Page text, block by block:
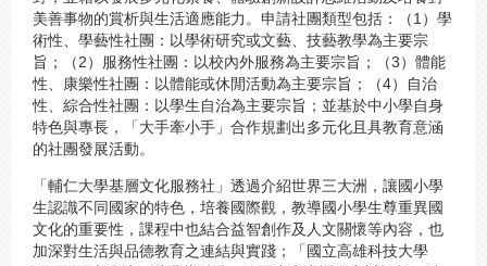
美善事物的賞析與生活適應能力。申請社團類型包括：（1）學
術性、學藝性社團：以學術研究或文藝、技藝教學為主要宗
旨；（2）服務性社團：以校內外服務為主要宗旨；（3）體能
性、康樂性社團：以體能或休閒活動為主要宗旨；（4）自治
性、綜合性社團：以學生自治為主要宗旨；並基於中小學自身
特色與專長，「大手牽小手」合作規劃出多元化且具教育意涵
的社團發展活動。
「輔仁大學基層文化服務社」透過介紹世界三大洲，讓國小學
生認識不同國家的特色，培養國際觀，教導國小學生尊重異國
文化的重要性，課程中也結合益智創作及人文關懷等內容，也
加深對生活與品德教育之連結與實踐；「國立高雄科技大學